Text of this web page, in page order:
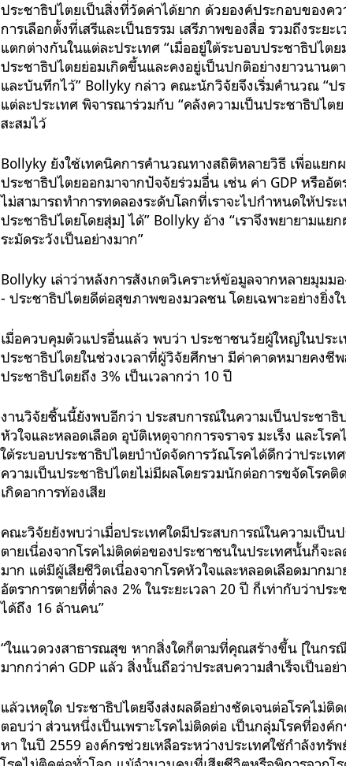
ประชาธิปไตยเป็นสิ่งที่วัดค่าได้ยาก ด้วยองค์ประกอบของค
การเลือกตั้งที่เสรีและเป็นธรรม เสรีภาพของสื่อ รวมถึงระย
แตกต่างกันในแต่ละประเทศ “เมื่ออยู่ใต้ระบอบประชาธิปไต
ประชาธิปไตยย่อมเกิดขึ้นและคงอยู่เป็นปกติอย่างยาวนาน
และบันทึกไว้” Bollyky กล่าว คณะนักวิจัยจึงเริ่มคำนวณ “ป
แต่ละประเทศ พิจารณาร่วมกับ “คลังความเป็นประชาธิปไต
สะสมไว้
Bollyky ยังใช้เทคนิคการคำนวณทางสถิติหลายวิธี เพื่อแย
ประชาธิปไตยออกมาจากปัจจัยร่วมอื่น เช่น ค่า GDP หรืออั
ไม่สามารถทำการทดลองระดับโลกที่เราจะไปกำหนดให้ประ
ประชาธิปไตยโดยสุ่ม] ได้” Bollyky อ้าง “เราจึงพยายามแ
ระมัดระวังเป็นอย่างมาก”
Bollyky เล่าว่าหลังการสังเกตวิเคราะห์ข้อมูลจากหลายมุ
- ประชาธิปไตยดีต่อสุขภาพของมวลชน โดยเฉพาะอย่างยิ่งใ
เมื่อควบคุมตัวแปรอื่นแล้ว พบว่า ประชาชนวัยผู้ใหญ่ในประ
ประชาธิปไตยในช่วงเวลาที่ผู้วิจัยศึกษา มีค่าคาดหมายคงชี
ประชาธิปไตยถึง 3% เป็นเวลากว่า 10 ปี
งานวิจัยชิ้นนี้ยังพบอีกว่า ประสบการณ์ในความเป็นประชาธิ
หัวใจและหลอดเลือด อุบัติเหตุจากการจราจร มะเร็ง และโ
ใต้ระบอบประชาธิปไตยบำบัดจัดการวัณโรคได้ดีกว่าประเท
ความเป็นประชาธิปไตยไม่มีผลโดยรวมนักต่อการขจัดโรคติ
เกิดอาการท้องเสีย
คณะวิจัยยังพบว่าเมื่อประเทศใดมีประสบการณ์ในความเป็
ตายเนื่องจากโรคไม่ติดต่อของประชาชนในประเทศนั้นก็จะ
มาก แต่มีผู้เสียชีวิตเนื่องจากโรคหัวใจและหลอดเลือดมากม
อัตราการตายที่ต่ำลง 2% ในระยะเวลา 20 ปี ก็เท่ากับว่าป
ได้ถึง 16 ล้านคน”
“ในแวดวงสาธารณสุข หากสิ่งใดก็ตามที่คุณสร้างขึ้น [ในก
มากกว่าค่า GDP แล้ว สิ่งนั้นถือว่าประสบความสำเร็จเป็นอย่
แล้วเหตุใด ประชาธิปไตยจึงส่งผลดีอย่างชัดเจนต่อโรคไม่
ตอบว่า ส่วนหนึ่งเป็นเพราะโรคไม่ติดต่อ เป็นกลุ่มโรคที่องค์
หา ในปี 2559 องค์กรช่วยเหลือระหว่างประเทศใช้กำลังทรั